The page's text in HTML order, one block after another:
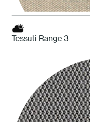
Tessuti Range 3